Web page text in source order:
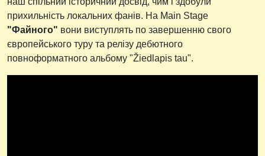
прихильність локальних фанів. На Main Stage
"Файного" вони виступлять по завершенню свого
європейського туру та релізу дебютного
повноформатного альбому "Žiedlapis tau".